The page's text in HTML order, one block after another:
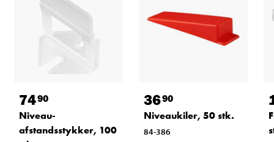
7490
Niveau-
afstandsstykker, 100
3690
Niveaukiler, 50 stk.
84-386